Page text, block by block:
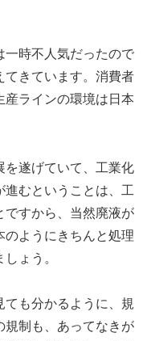
一時不人気だったので
てきています。消費者
産ラインの環境は日本
を遂げていて、工業化
むということは、工
ですから、当然廃液が
のようにきちんと処理
ょう。
も分かるように、規
規制も、あってなきが